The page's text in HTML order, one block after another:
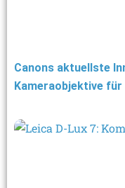
Canons aktuellste
Kameraobjektive für